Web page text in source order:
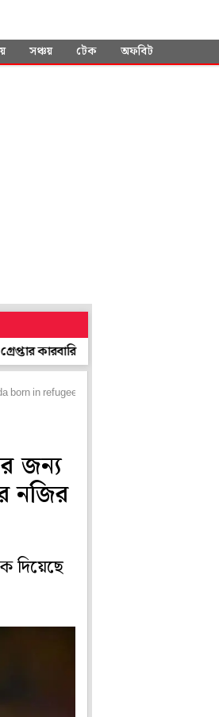
সঞ্চয় টেক অফবিট
'ফকল্যান্ড আমাদের', গর্জে
born in refugee camp
জন্য
নজির
দিয়েছে